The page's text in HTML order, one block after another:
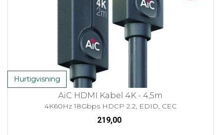
Hurtigvisning
AiC HDMI Kabel 4K - 4,5m
4K60Hz 18Gbps HDCP 2.2, EDID, CEC
219,00